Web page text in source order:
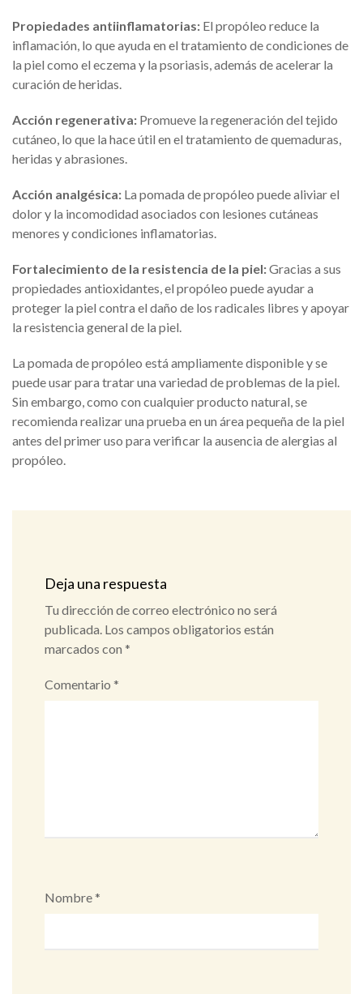
Propiedades antiinflamatorias: El propóleo reduce la
inflamación, lo que ayuda en el tratamiento de condiciones de
la piel como el eczema y la psoriasis, además de acelerar la
curación de heridas.
Acción regenerativa: Promueve la regeneración del tejido
cutáneo, lo que la hace útil en el tratamiento de quemaduras,
heridas y abrasiones.
Acción analgésica: La pomada de propóleo puede aliviar el
dolor y la incomodidad asociados con lesiones cutáneas
menores y condiciones inflamatorias.
Fortalecimiento de la resistencia de la piel:Gracias a sus
propiedades antioxidantes, el propóleo puede ayudar a
proteger la piel contra el daño de los radicales libres y apoyar
la resistencia general de la piel.
La pomada de propóleo está ampliamente disponible y se
puede usar para tratar una variedad de problemas de la piel.
Sin embargo, como con cualquier producto natural, se
recomienda realizar una prueba en un área pequeña de la piel
antes del primer uso para verificar la ausencia de alergias al
propóleo.
Deja una respuesta
Tu dirección de correo electrónico no será
publicada. Los campos obligatorios están
marcados con *
Comentario *
Nombre*